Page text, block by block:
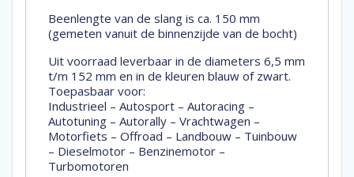
Beenlengte van de slang is ca. 150 mm
(gemeten vanuit de binnenzijde van de bocht)
Uit voorraad leverbaar in de diameters 6,5 mm
t/m 152 mm en in de kleuren blauw of zwart.
Toepasbaar voor:
Industrieel – Autosport – Autoracing –
Autotuning – Autorally – Vrachtwagen –
Motorfiets – Offroad – Landbouw – Tuinbouw
– Dieselmotor – Benzinemotor –
Turbomotoren